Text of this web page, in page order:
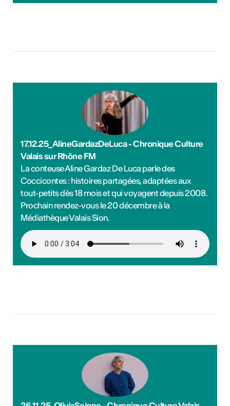
17.12.25_AlineGardazDeLuca - Chronique Culture
Valais sur Rhône FM
La conteuse Aline Gardaz De Luca parle des
Coccicontes : histoires partagées, adaptées aux
tout-petits dès 18 mois et qui voyagent depuis 2008.
Prochain rendez-vous le 20 décembre à la
Médiathèque Valais Sion.